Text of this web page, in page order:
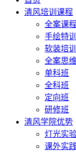
清风培训课程
全案课程
手绘特训
软装培训
全案思维
单科班
全科班
定向班
研修班
清风学院优势
灯光实
课外实